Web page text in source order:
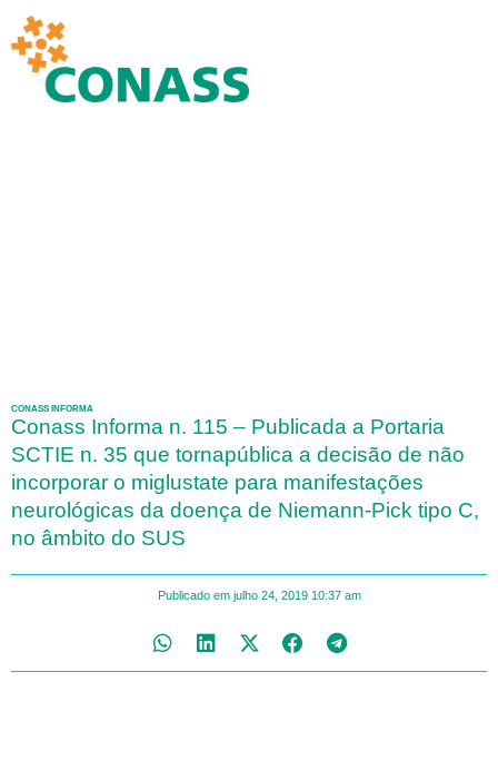
CONASS INFORMA
Conass Informa n. 115 – Publicada a Portaria
SCTIE n. 35 que tornapública a decisão de não
incorporar o miglustate para manifestações
neurológicas da doença de Niemann-Pick tipo C,
no âmbito do SUS
Publicado em julho 24, 2019 10:37 am